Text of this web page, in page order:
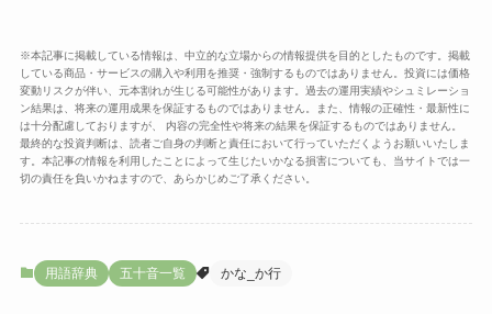
※本記事に掲載している情報は、中立的な立場からの情報提供を目的としたものです。掲載
している商品・サービスの購入や利用を推奨・強制するものではありません。投資には価格
変動リスクが伴い、元本割れが生じる可能性があります。過去の運用実績やシュミレーショ
ン結果は、将来の運用成果を保証するものではありません。また、情報の正確性・最新性に
は十分配慮しておりますが、 内容の完全性や将来の結果を保証するものではありません。
最終的な投資判断は、読者ご自身の判断と責任において行っていただくようお願いいたしま
す。本記事の情報を利用したことによって生じたいかなる損害についても、当サイトでは一
切の責任を負いかねますので、あらかじめご了承ください。
用語辞典 五十音一覧 かな_か行